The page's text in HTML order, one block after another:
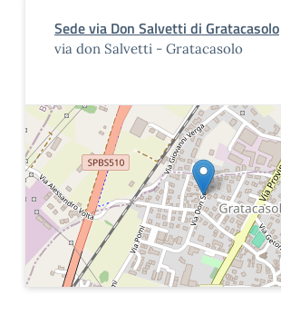
Sede via Don Salvetti di Gratacasolo
via don Salvetti - Gratacasolo